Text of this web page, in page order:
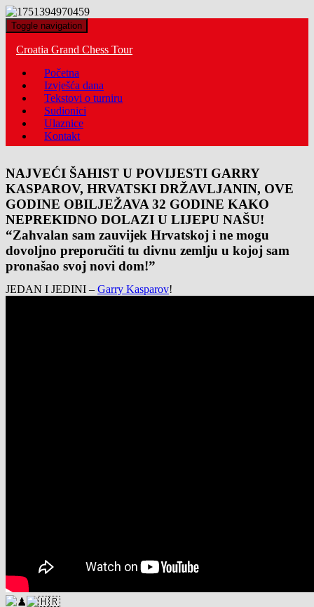
Toggle navigation
Croatia Grand Chess Tour
Početna
Izvješća dana
Tekstovi o turniru
Sudionici
Ulaznice
Kontakt
NAJVEĆI ŠAHIST U POVIJESTI GARRY
KASPAROV, HRVATSKI DRŽAVLJANIN, OVE
GODINE OBILJEŽAVA 32 GODINE KAKO
NEPREKIDNO DOLAZI U LIJEPU NAŠU!
“Zahvalan sam zauvijek Hrvatskoj i ne mogu
dovoljno preporučiti tu divnu zemlju u kojoj sam
pronašao svoj novi dom!”
JEDAN I JEDINI – Garry Kasparov!